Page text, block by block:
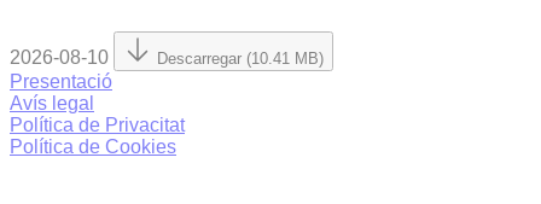
2026-08-10 Descarregar (10.41 MB)
Presentació
Avís legal
Política de Privacitat
Política de Cookies